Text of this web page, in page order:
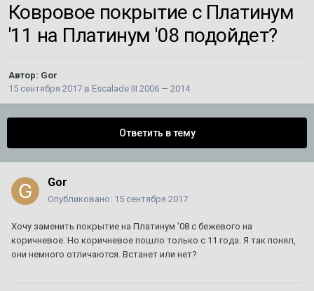
пропадают полоски на камерах
Автор: В среду в 06:59
время
Дергается акпп при переключении Srx 2
Автор:525i,30 сентября 2016вSRX 2010 - 2016
3 ответа 2 117 просмотров
Автор: mironyuk59
5 ответов 666 просмотров
кадиллак срх 2 не открывается дверь багажника
Ковровое покрытие с Платинум
'11 на Платинум '08 подойдет?
Автор: Gor
15 сентября 2017 в Escalade III 2006 — 2014
Ответить в тему
Gor
Опубликовано: 15 сентября 2017
Хочу заменить покрытие на Платинум '08 c бежевого на
коричневое. Но коричневое пошло только с 11 года. Я так понял,
они немного отличаются. Встанет или нет?